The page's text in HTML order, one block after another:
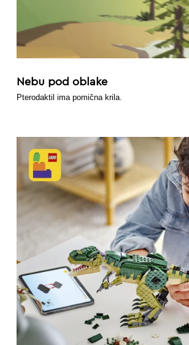
Nebu pod oblake
Pterodaktil ima pomična krila.